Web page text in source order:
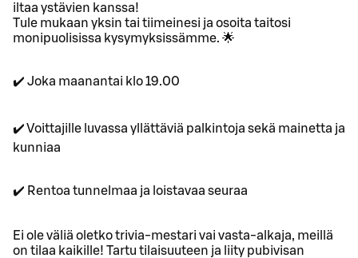
iltaa ystävien kanssa!
Tule mukaan yksin tai tiimeinesi ja osoita taitosi
monipuolisissa kysymyksissämme. 🌟
✔️ Joka maanantai klo 19.00
✔️ Voittajille luvassa yllättäviä palkintoja sekä mainetta ja
kunniaa
✔️ Rentoa tunnelmaa ja loistavaa seuraa
Ei ole väliä oletko trivia-mestari vai vasta-alkaja, meillä
on tilaa kaikille! Tartu tilaisuuteen ja liity pubivisan